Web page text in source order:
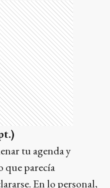
tu agenda y
que parecía
En lo personal,